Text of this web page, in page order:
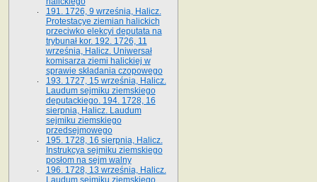
191. 1726, 9 września, Halicz.
Protestacye ziemian halickich
przeciwko elekcyi deputata na
trybunał kor. 192. 1726, 11
września, Halicz. Uniwersał
komisarza ziemi halickiej w
sprawie składania czopowego
193. 1727, 15 września, Halicz.
Laudum sejmiku ziemskiego
deputackiego. 194. 1728, 16
sierpnia, Halicz. Laudum
sejmiku ziemskiego
przedsejmowego
195. 1728, 16 sierpnia, Halicz.
Instrukcya sejmiku ziemskiego
posłom na sejm walny
196. 1728, 13 września, Halicz.
Laudum sejmiku ziemskiego